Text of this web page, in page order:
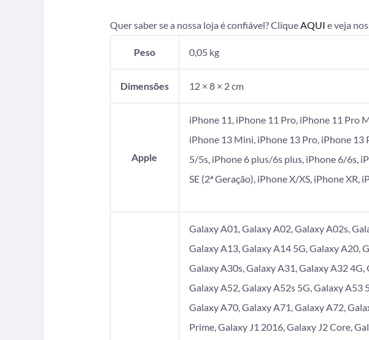
Quer saber se a nossa loja é confiável? CliqueAQUI e veja
Peso 0,05 kg
Dimensões 12 × 8 × 2 cm
Apple
iPhone 11, iPhone 11 Pro, iPhone 11 Pro
iPhone 13 Mini, iPhone 13 Pro, iPhone 13
5/5s, iPhone 6 plus/6s plus, iPhone 6/6s,
SE (2ª Geração), iPhone X/XS, iPhone XR,
Galaxy A01, Galaxy A02, Galaxy A02s,
Galaxy A13, Galaxy A14 5G, Galaxy A20,
Galaxy A30s, Galaxy A31, Galaxy A32
Galaxy A52, Galaxy A52s 5G, Galaxy A53
Galaxy A70, Galaxy A71, Galaxy A72,
Prime, Galaxy J1 2016, Galaxy J2 Core,